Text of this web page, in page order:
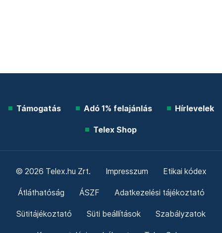
Támogatás Adó 1% felajánlás Hírlevelek
Telex Shop
© 2026 Telex.hu Zrt. Impresszum Etikai kódex
Átláthatóság ÁSZF Adatkezelési tájékoztató
Sütitájékoztató Süti beállítások Szabályzatok